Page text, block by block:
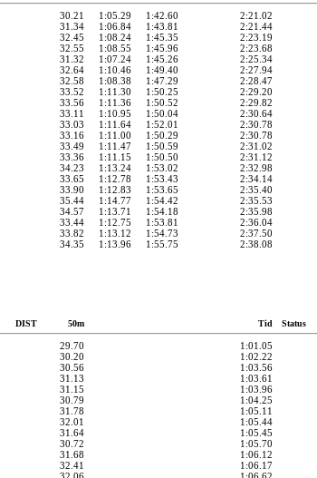
30.21 1:05.29 1:42.60
2:21.02
31.34 1:06.84 1:43.81
2:21.44
32.45 1:08.24 1:45.35
2:23.19
32.55 1:08.55 1:45.96
2:23.68
31.32 1:07.24 1:45.26
2:25.34
32.64 1:10.46 1:49.40
2:27.94
32.58 1:08.38 1:47.29
2:28.47
33.52 1:11.30 1:50.25
2:29.20
33.56 1:11.36 1:50.52
2:29.82
33.11 1:10.95 1:50.04
2:30.64
33.03 1:11.64 1:52.01
2:30.78
33.16 1:11.00 1:50.29
2:30.78
33.49 1:11.47 1:50.59
2:31.02
33.36 1:11.15 1:50.50
2:31.12
34.23 1:13.24 1:53.02
2:32.98
33.65 1:12.78 1:53.43
2:34.14
33.90 1:12.83 1:53.65
2:35.40
35.44 1:14.77 1:54.42
2:35.53
34.57 1:13.71 1:54.18
2:35.98
33.44 1:12.75 1:53.81
2:36.04
33.82 1:13.12 1:54.73
2:37.50
34.35 1:13.96 1:55.75 2:38.08
DIST 50m Tid Status
29.70
1:01.05
30.20
1:02.22
30.56
1:03.56
31.13
1:03.61
31.15
1:03.96
30.79
1:04.25
31.78
1:05.11
32.01
1:05.44
31.64
1:05.45
30.72
1:05.70
31.68
1:06.12
32.41
1:06.17